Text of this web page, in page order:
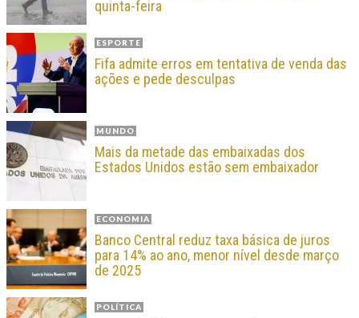
quinta-feira
ESPORTE
Fifa admite erros em tentativa de venda das
ações e pede desculpas
MUNDO
Mais da metade das embaixadas dos
Estados Unidos estão sem embaixador
ECONOMIA
Banco Central reduz taxa básica de juros
para 14% ao ano, menor nível desde março
de 2025
POLÍTICA